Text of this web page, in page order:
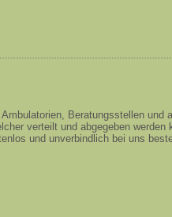
Beratungsstellen und
verteilt und abgegeben werden
und unverbindlich bei uns